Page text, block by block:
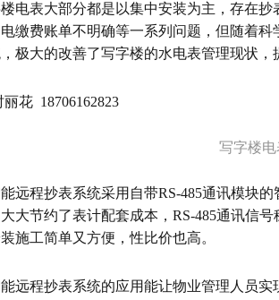
电表大部分都是以集中安装为主，存在
缴费账单不明确等一系列问题，但随着
极大的改善了写字楼的水电表管理现状，
花 18706162823
写字楼
远程抄表系统采用自带RS-485通讯模块
大节约了表计配套成本，RS-485通讯信
施工简单又方便，性比价也高。
远程抄表系统的应用能让物业管理人员